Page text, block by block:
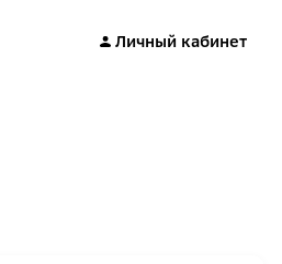
Личный кабинет